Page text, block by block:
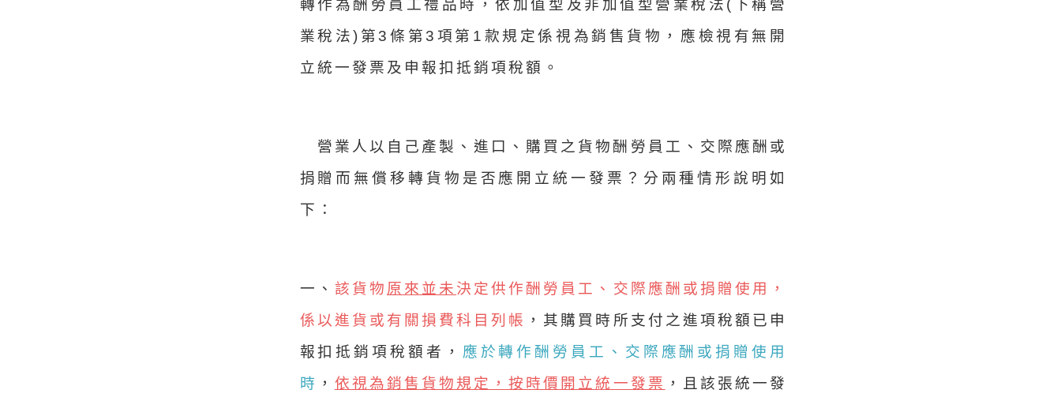
轉作為酬勞員工禮品時，依加值型及非加值型營業稅法(下稱營
業稅法)第3條第3項第1款規定係視為銷售貨物，應檢視有無開
立統一發票及申報扣抵銷項稅額。
營業人以自己產製、進口、購買之貨物酬勞員工、交際應酬或
捐贈而無償移轉貨物是否應開立統一發票？分兩種情形說明如
下：
一、 該貨物 原來並未 決定供作酬勞員工、交際應酬或捐贈使用，
係以進貨或有關損費科目列帳 ，其購買時所支付之進項稅額已申
報扣抵銷項稅額者， 應於轉作酬勞員工、交際應酬或捐贈使用
時 ， 依視為銷售貨物規定，按時價開立統一發票 ，且該張統一發